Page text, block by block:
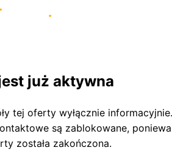
już aktywna
tej oferty wyłącznie informacyjnie.
są zablokowane,
została zakończona.